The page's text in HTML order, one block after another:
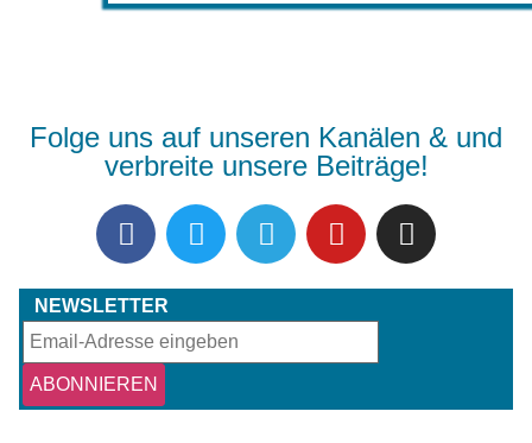
Folge uns auf unseren Kanälen & und
verbreite unsere Beiträge!
NEWSLETTER